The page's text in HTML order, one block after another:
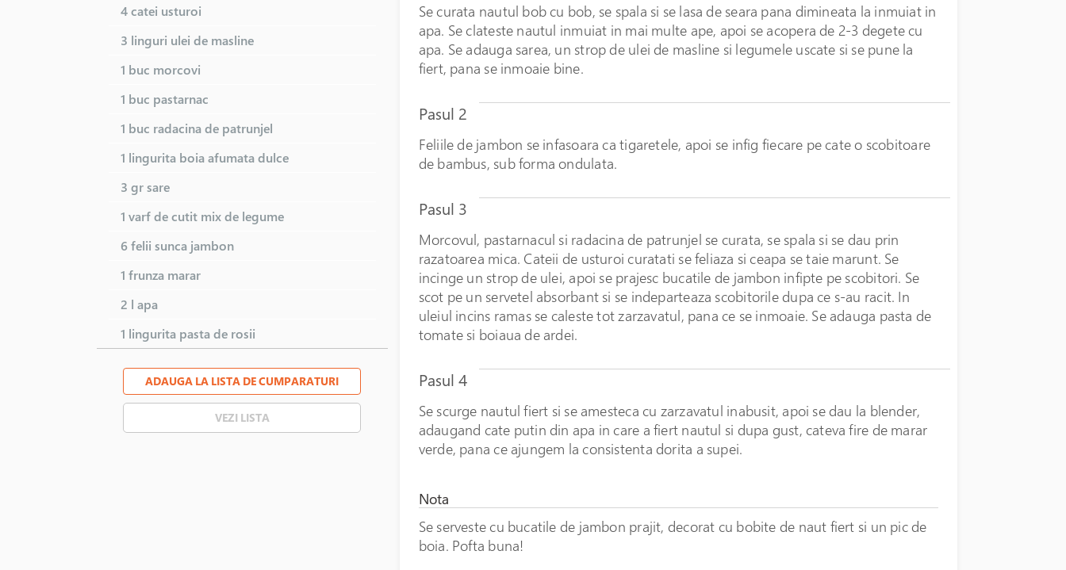
4 catei usturoi
3 linguri ulei de masline
1 buc morcovi
1 buc pastarnac
1 buc radacina de patrunjel
1 lingurita boia afumata dulce
3 grsare
1 varf de cutit mix de legume
6 felii sunca jambon
1 frunza marar
2 l apa
1 lingurita pasta de rosii
ADAUGA LA LISTA DE CUMPARATURI
VEZI LISTA
Se curata nautul bob cu bob, se spala si se lasa de seara pana dimineata la inmuiat in
apa. Se clateste nautul inmuiat in mai multe ape, apoi se acopera de 2-3 degete cu
apa. Se adauga sarea, un strop de ulei de masline si legumele uscate si se pune la
fiert, pana se inmoaie bine.
Pasul 2
Feliile de jambon se infasoara ca tigaretele, apoi se infig fiecare pe cate o scobitoare
de bambus, sub forma ondulata.
Pasul 3
Morcovul, pastarnacul si radacina de patrunjel se curata, se spala si se dau prin
razatoarea mica. Cateii de usturoi curatati se feliaza si ceapa se taie marunt. Se
incinge un strop de ulei, apoi se prajesc bucatile de jambon infipte pe scobitori. Se
scot pe un servetel absorbant si se indeparteaza scobitorile dupa ce s-au racit. In
uleiul incins ramas se caleste tot zarzavatul, pana ce se inmoaie. Se adauga pasta de
tomate si boiaua de ardei.
Pasul 4
Se scurge nautul fiert si se amesteca cu zarzavatul inabusit, apoi se dau la blender,
adaugand cate putin din apa in care a fiert nautul si dupa gust, cateva fire de marar
verde, pana ce ajungem la consistenta dorita a supei.
Nota
Se serveste cu bucatile de jambon prajit, decorat cu bobite de naut fiert si un pic de
boia. Pofta buna!